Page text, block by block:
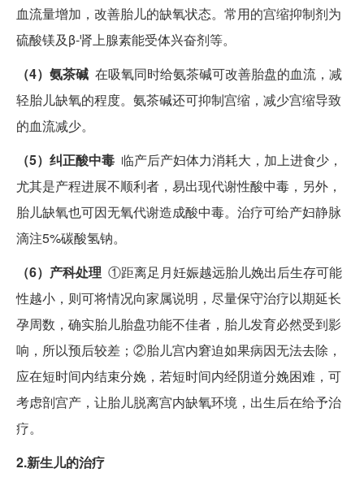
血流量增加，改善胎儿的缺氧状态。常用的宫缩抑制剂为
硫酸镁及β-肾上腺素能受体兴奋剂等。
（4）氨茶碱 在吸氧同时给氨茶碱可改善胎盘的血流，减
轻胎儿缺氧的程度。氨茶碱还可抑制宫缩，减少宫缩导致
的血流减少。
（5）纠正酸中毒 临产后产妇体力消耗大，加上进食少，
尤其是产程进展不顺利者，易出现代谢性酸中毒，另外，
胎儿缺氧也可因无氧代谢造成酸中毒。治疗可给产妇静脉
滴注5%碳酸氢钠。
（6）产科处理 ①距离足月妊娠越远胎儿娩出后生存可能
性越小，则可将情况向家属说明，尽量保守治疗以期延长
孕周数，确实胎儿胎盘功能不佳者，胎儿发育必然受到影
响，所以预后较差；②胎儿宫内窘迫如果病因无法去除，
应在短时间内结束分娩，若短时间内经阴道分娩困难，可
考虑剖宫产，让胎儿脱离宫内缺氧环境，出生后在给予治
疗。
2.新生儿的治疗